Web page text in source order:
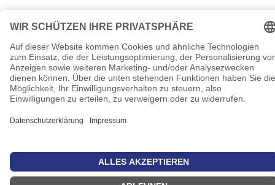
Rechtliche Angaben
Impressum
AGB
Datenschutz
Pflichtangaben nach Verordnung (EU) 2019/1782